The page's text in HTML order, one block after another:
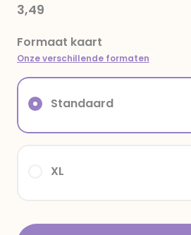
3,49
Formaat kaart
Onze verschillende formaten
XL
Standaard